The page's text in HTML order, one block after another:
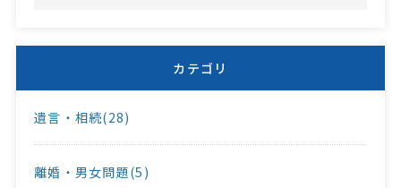
カテゴリ
遺言・相続(28)
離婚・男女問題(5)